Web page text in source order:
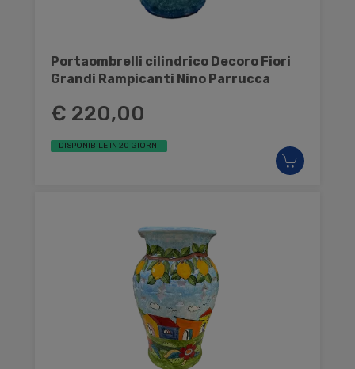
Portaombrelli cilindrico Decoro Fiori
Grandi Rampicanti Nino Parrucca
€ 220,00
DISPONIBILE IN 20 GIORNI